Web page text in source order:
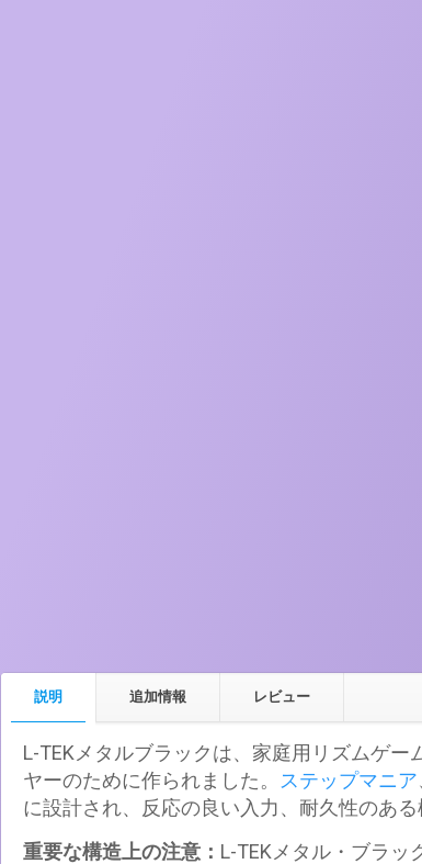
説明 追加情報 レビュー
L-TEKメタルブラックは、家庭用リズムゲ
ヤーのために作られました。
ステップマニア
に設計され、反応の良い入力、耐久性のあ
重要な構造上の注意： L-TEKメタル・ブラッ